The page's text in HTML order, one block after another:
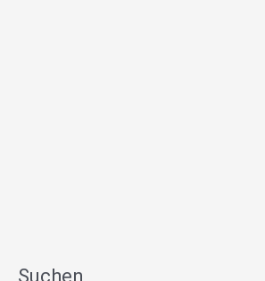
Suchen